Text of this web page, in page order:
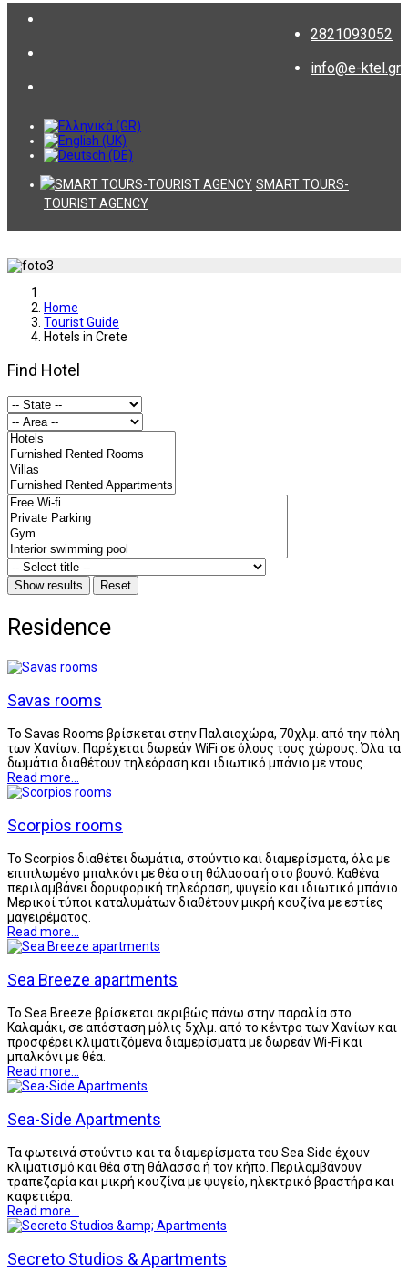
2821093052
info@e-ktel.gr
SMART TOURS-
TOURIST AGENCY
Home
Tourist Guide
Hotels in Crete
Find Hotel
Residence
Savas rooms
Το Savas Rooms βρίσκεται στην Παλαιοχώρα, 70χλμ. από την πόλη
των Χανίων. Παρέχεται δωρεάν WiFi σε όλους τους χώρους. Όλα τα
δωμάτια διαθέτουν τηλεόραση και ιδιωτικό μπάνιο με ντους.
Read more...
Scorpios rooms
Το Scorpios διαθέτει δωμάτια, στούντιο και διαμερίσματα, όλα με
επιπλωμένο μπαλκόνι με θέα στη θάλασσα ή στο βουνό. Καθένα
περιλαμβάνει δορυφορική τηλεόραση, ψυγείο και ιδιωτικό μπάνιο.
Μερικοί τύποι καταλυμάτων διαθέτουν μικρή κουζίνα με εστίες
μαγειρέματος.
Read more...
Sea Breeze apartments
Το Sea Breeze βρίσκεται ακριβώς πάνω στην παραλία στο
Καλαμάκι, σε απόσταση μόλις 5χλμ. από το κέντρο των Χανίων και
προσφέρει κλιματιζόμενα διαμερίσματα με δωρεάν Wi-Fi και
μπαλκόνι με θέα.
Read more...
Sea-Side Apartments
Τα φωτεινά στούντιο και τα διαμερίσματα του Sea Side έχουν
κλιματισμό και θέα στη θάλασσα ή τον κήπο. Περιλαμβάνουν
τραπεζαρία και μικρή κουζίνα με ψυγείο, ηλεκτρικό βραστήρα και
καφετιέρα.
Read more...
Secretο Studios & Apartments